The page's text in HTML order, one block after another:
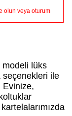
olun veya oturum
lüks
seçenekleri ile
Evinize,